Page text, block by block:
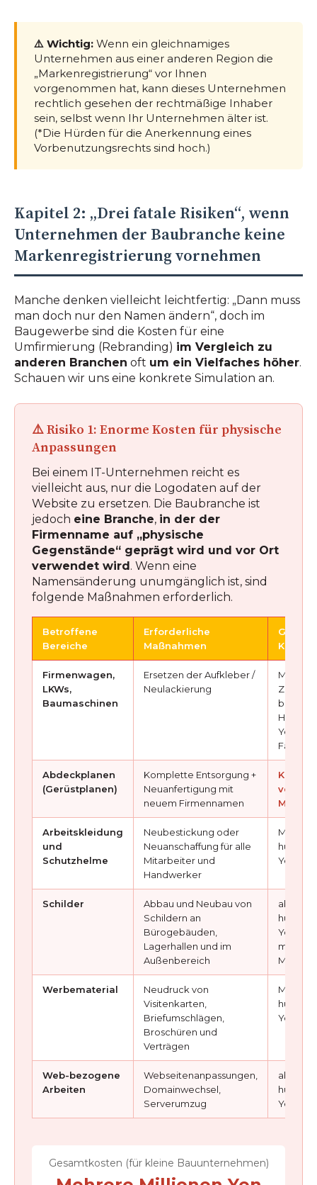
⚠️ Wichtig: Wenn ein gleichnamiges
Unternehmen aus einer anderen Region die
„Markenregistrierung“ vor Ihnen
vorgenommen hat, kann dieses Unternehmen
rechtlich gesehen der rechtmäßige Inhaber
sein, selbst wenn Ihr Unternehmen älter ist.
(*Die Hürden für die Anerkennung eines
Vorbenutzungsrechts sind hoch.)
Kapitel 2: „Drei fatale Risiken“, wenn
Unternehmen der Baubranche keine
Markenregistrierung vornehmen
Manche denken vielleicht leichtfertig: „Dann muss
man doch nur den Namen ändern“, doch im
Baugewerbe sind die Kosten für eine
Umfirmierung (Rebranding) im Vergleich zu
anderen Branchen oft um ein Vielfaches höher.
Schauen wir uns eine konkrete Simulation an.
⚠️ Risiko 1: Enorme Kosten für physische
Anpassungen
Bei einem IT-Unternehmen reicht es
vielleicht aus, nur die Logodaten auf der
Website zu ersetzen. Die Baubranche ist
jedoch eine Branche, in der der
Firmenname auf „physische
Gegenstände“ geprägt wird und vor Ort
verwendet wird. Wenn eine
Namensänderung unumgänglich ist, sind
folgende Maßnahmen erforderlich.
Betroffene
Bereiche
Erforderliche
Maßnahmen
Kosten
Firmenwagen,
LKWs,
Baumaschinen
Ersetzen der Aufkleber /
Neulackierung
bis
Yen ×
Abdeckplanen
(Gerüstplanen)
Komplette Entsorgung +
Neuanfertigung mit
neuem Firmennamen
Kosten
von
Arbeitskleidung
und
Schutzhelme
Neubestickung oder
Neuanschaffung für alle
Mitarbeiter und
Handwerker
Yen
Schilder
Abbau und Neubau von
Schildern an
Bürogebäuden,
Lagerhallen und im
Außenbereich
ab
Yen bis
Werbematerial
Neudruck von
Visitenkarten,
Briefumschlägen,
Broschüren und
Verträgen
Yen bis
Web-bezogene
Arbeiten
Webseitenanpassungen,
Domainwechsel,
Serverumzug
ab
Yen
Gesamtkosten (für kleine Bauunternehmen)